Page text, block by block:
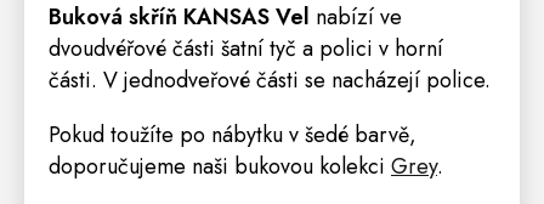
Buková skříň KANSAS Vel nabízí ve
dvoudvéřové části šatní tyč a polici v horní
části. V jednodveřové části se nacházejí police.
Pokud toužíte po nábytku v šedé barvě,
doporučujeme naši bukovou kolekci Grey.